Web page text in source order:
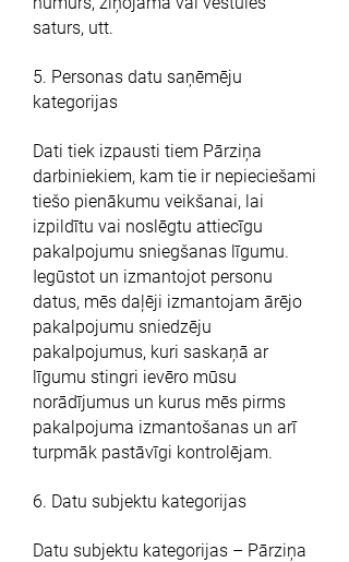
saturs, utt.
5. Personas datu saņēmēju
kategorijas
Dati tiek izpausti tiem Pārziņa
darbiniekiem, kam tie ir nepieciešami
tiešo pienākumu veikšanai, lai
izpildītu vai noslēgtu attiecīgu
pakalpojumu sniegšanas līgumu.
Iegūstot un izmantojot personu
datus, mēs daļēji izmantojam ārējo
pakalpojumu sniedzēju
pakalpojumus, kuri saskaņā ar
līgumu stingri ievēro mūsu
norādījumus un kurus mēs pirms
pakalpojuma izmantošanas un arī
turpmāk pastāvīgi kontrolējam.
6. Datu subjektu kategorijas
Datu subjektu kategorijas – Pārziņa